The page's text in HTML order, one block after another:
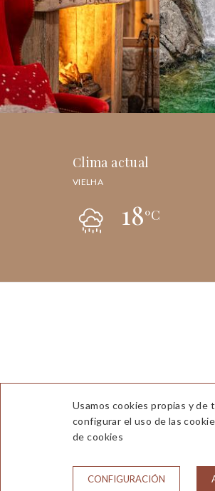
Clima actual
VIELHA
18ºC
Usamos cookies propias y de
configurar el uso de las
de cookies
CONFIGURACIÓN